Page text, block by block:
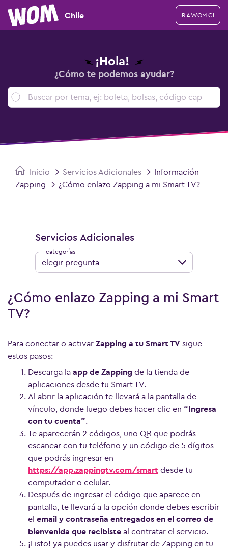
Chile IR A WOM.CL
¡Hola!
¿Cómo te podemos ayudar?
Inicio Servicios Adicionales
Información
Zapping
¿Cómo enlazo Zapping a mi Smart TV?
¿Cómo enlazo Zapping a mi Smart
TV?
Para conectar o activar Zapping a tu Smart TV sigue
estos pasos:
Descarga la app de Zapping de la tienda de
aplicaciones desde tu Smart TV.
Al abrir la aplicación te llevará a la pantalla de
vínculo, donde luego debes hacer clic en “Ingresa
con tu cuenta”.
Te aparecerán 2 códigos, uno QR que podrás
escanear con tu teléfono y un código de 5 dígitos
que podrás ingresar en
https://app.zappingtv.com/smart desde tu
computador o celular.
Después de ingresar el código que aparece en
pantalla, te llevará a la opción donde debes escribir
el email y contraseña entregados en el correo de
bienvenida que recibiste al contratar el servicio.
¡Listo! ya puedes usar y disfrutar de Zapping en tu
Servicios Adicionales
elegir pregunta